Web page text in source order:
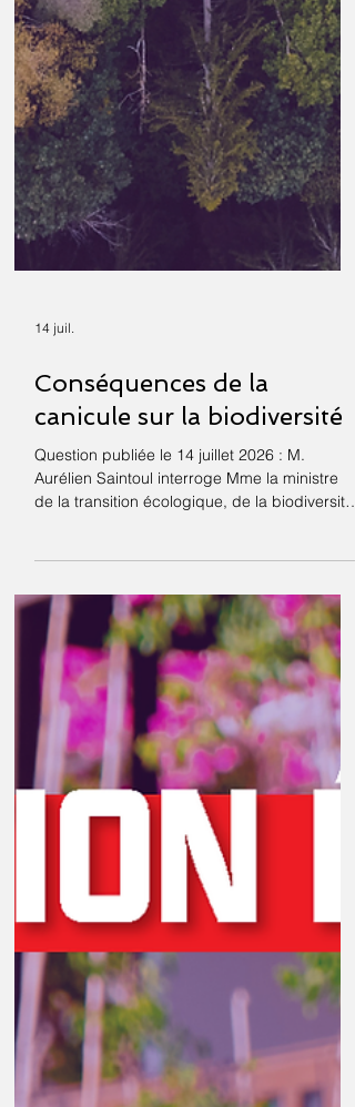
14 juil.
Conséquences de la
Aurélien Saintoul interroge Mme la ministre
de la transition écologique, de la biodiversité
et des négociations internationales sur le
climat et la nature sur les conséquences des
épisodes caniculaires sur la faune sauvage et
sur la préservation de la biodiversité. La
canicule qui a frappé la France à la fin du
mois de juin 2026 a rappelé que le
dérèglement climatique menace l'ensemble
des écosystèmes. Les épisodes de forte
chaleur con